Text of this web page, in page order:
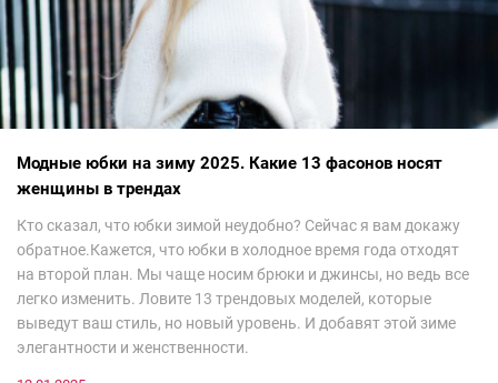
Модные юбки на зиму 2025. Какие 13 фасонов носят
женщины в трендах
Кто сказал, что юбки зимой неудобно? Сейчас я вам докажу
обратное.Кажется, что юбки в холодное время года отходят
на второй план. Мы чаще носим брюки и джинсы, но ведь все
легко изменить. Ловите 13 трендовых моделей, которые
выведут ваш стиль, но новый уровень. И добавят этой зиме
элегантности и женственности.